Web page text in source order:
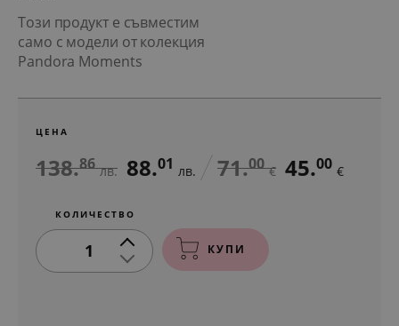
Този продукт е съвместим
само с модели от колекция
Pandora Moments
ЦЕНА
138.86 лв. 88.01 лв. 71.00 € 45.00 €
КОЛИЧЕСТВО
1 КУПИ